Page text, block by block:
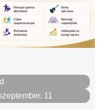
11